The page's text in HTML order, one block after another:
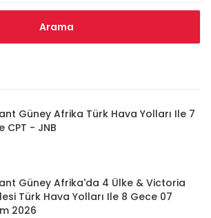
Güney Afrika Türk Hava Yolları Ile 7
CPT - JNB
Güney Afrika'da 4 Ülke & Victoria
Türk Hava Yolları Ile 8 Gece 07
2026